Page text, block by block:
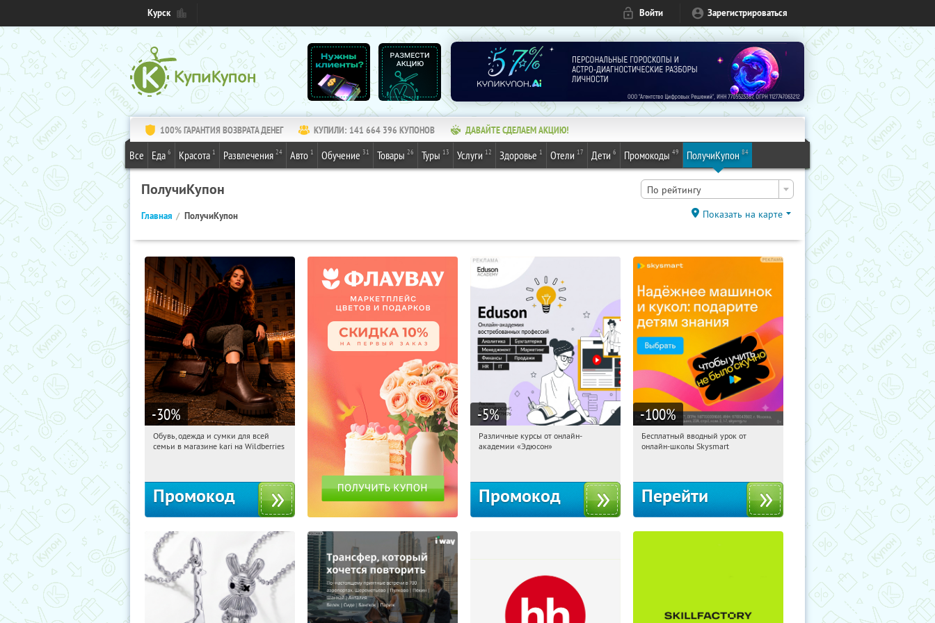
Курск Войти Зарегистрироваться
100% ГАРАНТИЯ ВОЗВРАТА ДЕНЕГ КУПИЛИ: 141 664 396 КУПОНОВ ДАВАЙТЕ СДЕЛАЕМ АКЦИЮ!
Все Еда 6 Красота 1 Развлечения 24 Авто 1 Обучение 31 Товары 26 Туры 13 Услуги 12 Здоровье 1 Отели 17 Дети 6 Промокоды 49 ПолучиКупон 84
ПолучиКупон По рейтингу
Главная ПолучиКупон Показать на карте
-30%
15:10:25 Получили:
Обувь, одежда и сумки для всей
семьи в магазине kari на Wildberries
Промокод
-5%
15:10:25 Получили:
Различные курсы от онлайн-
академии «Эдюсон»
Промокод
-100%
15:10:25
Получи первым!
Бесплатный вводный урок от
онлайн-школы Skysmart
Перейти